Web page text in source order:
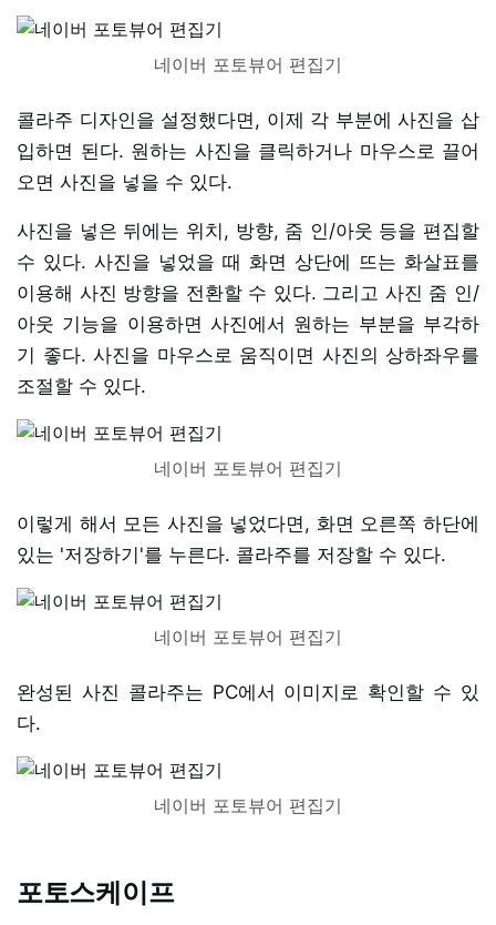
네이버 포토뷰어 편집기
콜라주 디자인을 설정했다면, 이제 각 부분에 사진을 삽
입하면 된다. 원하는 사진을 클릭하거나 마우스로 끌어
오면 사진을 넣을 수 있다.
사진을 넣은 뒤에는 위치, 방향, 줌 인/아웃 등을 편집할
수 있다. 사진을 넣었을 때 화면 상단에 뜨는 화살표를
이용해 사진 방향을 전환할 수 있다. 그리고 사진 줌 인/
아웃 기능을 이용하면 사진에서 원하는 부분을 부각하
기 좋다. 사진을 마우스로 움직이면 사진의 상하좌우를
조절할 수 있다.
네이버 포토뷰어 편집기
이렇게 해서 모든 사진을 넣었다면, 화면 오른쪽 하단에
있는 '저장하기'를 누른다. 콜라주를 저장할 수 있다.
네이버 포토뷰어 편집기
완성된 사진 콜라주는 PC에서 이미지로 확인할 수 있
다.
네이버 포토뷰어 편집기
포토스케이프